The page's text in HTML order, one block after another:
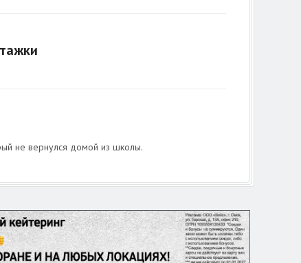
не вернулся домой из школы.